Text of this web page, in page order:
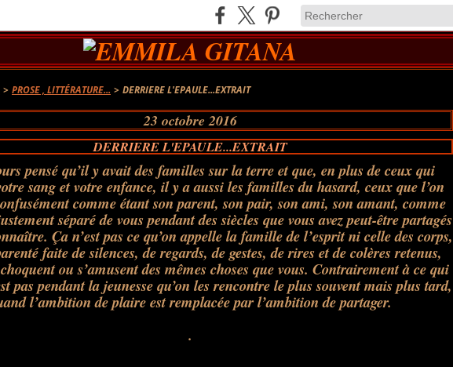
> PROSE , LITTÉRATURE... > DERRIERE L'EPAULE...EXTRAIT
23 octobre 2016
DERRIERE L'EPAULE...EXTRAIT
pensé qu’il y avait des familles sur la terre et que, en plus de ceux qui
sang et votre enfance, il y a aussi les familles du hasard, ceux que l’on
comme étant son parent, son pair, son ami, son amant, comme
séparé de vous pendant des siècles que vous avez peut-être partagés
Ça n’est pas ce qu’on appelle la famille de l’esprit ni celle des corps,
faite de silences, de regards, de gestes, de rires et de colères retenus,
ou s’amusent des mêmes choses que vous. Contrairement à ce qui
pas pendant la jeunesse qu’on les rencontre le plus souvent mais plus tard,
l’ambition de plaire est remplacée par l’ambition de partager.
.